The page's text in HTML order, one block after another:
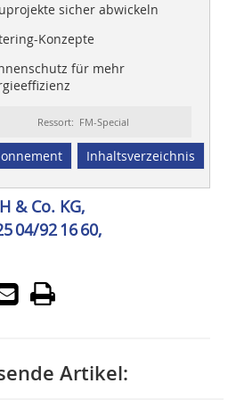
sicher abwickeln
Konzepte
für mehr
Ressort: FM-Special
Inhaltsverzeichnis
& Co. KG,
04/92 16 60,
Artikel: